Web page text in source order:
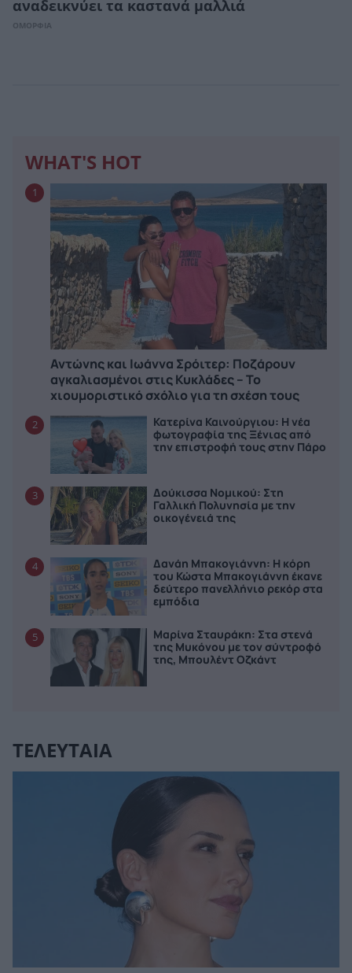
αναδεικνύει τα καστανά μαλλιά
ΟΜΟΡΦΙΑ
WHAT'S HOT
1
Αντώνης και Ιωάννα Σρόιτερ: Ποζάρουν
αγκαλιασμένοι στις Κυκλάδες – Το
χιουμοριστικό σχόλιο για τη σχέση τους
2
Κατερίνα Καινούργιου: Η νέα
φωτογραφία της Ξένιας από
την επιστροφή τους στην Πάρο
3
Δούκισσα Νομικού: Στη
Γαλλική Πολυνησία με την
οικογένειά της
4
Δανάη Μπακογιάννη: Η κόρη
του Κώστα Μπακογιάννη έκανε
δεύτερο πανελλήνιο ρεκόρ στα
εμπόδια
5
Μαρίνα Σταυράκη: Στα στενά
της Μυκόνου με τον σύντροφό
της, Μπουλέντ Οζκάντ
ΤΕΛΕΥΤΑΙΑ